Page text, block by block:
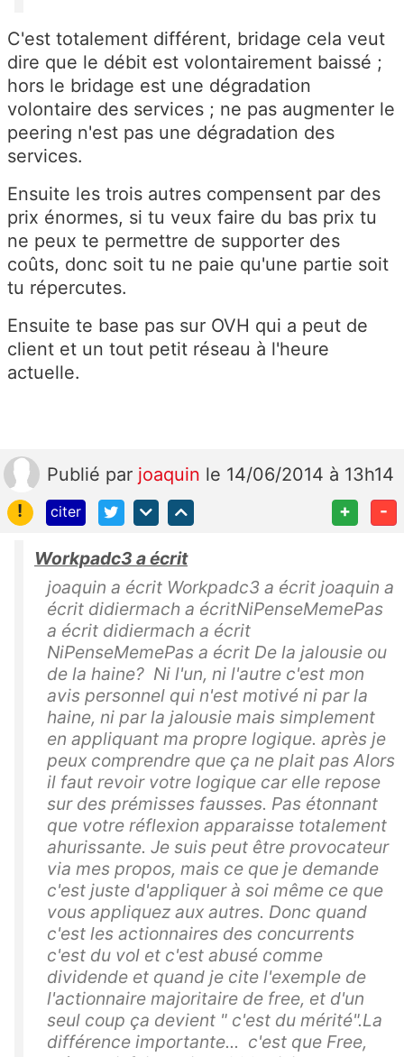
C'est totalement différent, bridage cela veut
dire que le débit est volontairement baissé ;
hors le bridage est une dégradation
volontaire des services ; ne pas augmenter le
peering n'est pas une dégradation des
services.
Ensuite les trois autres compensent par des
prix énormes, si tu veux faire du bas prix tu
ne peux te permettre de supporter des
coûts, donc soit tu ne paie qu'une partie soit
tu répercutes.
Ensuite te base pas sur OVH qui a peut de
client et un tout petit réseau à l'heure
actuelle.
Publié par joaquin le 14/06/2014 à 13h14
!
citer + -
Workpadc3 a écrit
joaquin a écrit Workpadc3 a écrit joaquin a
écrit didiermach a écritNiPenseMemePas
a écrit didiermach a écrit
NiPenseMemePas a écrit De la jalousie ou
de la haine? Ni l'un, ni l'autre c'est mon
avis personnel qui n'est motivé ni par la
haine, ni par la jalousie mais simplement
en appliquant ma propre logique. après je
peux comprendre que ça ne plait pas Alors
il faut revoir votre logique car elle repose
sur des prémisses fausses. Pas étonnant
que votre réflexion apparaisse totalement
ahurissante. Je suis peut être provocateur
via mes propos, mais ce que je demande
c'est juste d'appliquer à soi même ce que
vous appliquez aux autres. Donc quand
c'est les actionnaires des concurrents
c'est du vol et c'est abusé comme
dividende et quand je cite l'exemple de
l'actionnaire majoritaire de free, et d'un
seul coup ça devient " c'est du mérité".La
différence importante... c'est que Free,